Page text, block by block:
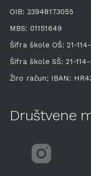
OIB: 23948173055
MBS: 01151649
Šifra škole OŠ: 21-114-
Šifra škole SŠ: 21-114-
Žiro račun; IBAN:
Društvene